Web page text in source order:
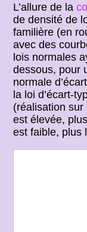
L’allure de la
de densité de
familière (en
avec des
lois normales
dessous, pour
normale
la loi d’écart-
(réalisation
est élevée,
est faible, plus